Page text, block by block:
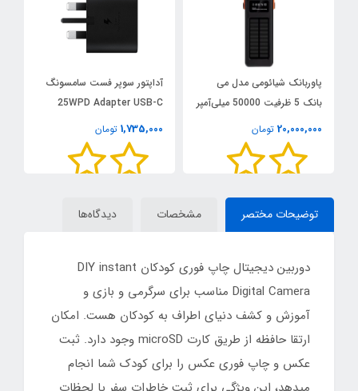
پاوربانک شیائومی مدل می
بانک 5 ظرفیت 50000 میلی‌آمپر
20,000,000 تومان
آداپتور سوپر فست سامسونگ
25WPD Adapter USB-C
1,735,000 تومان
توضیحات مختصر مشخصات دیدگاه‌ها
دوربین دیجیتال چاپ فوری کودکان DIY instant
Digital Camera مناسب برای سرگرمی و بازی و
آموزش و کشف دنیای اطراف به کودکان هست. امکان
ارتقا حافظه از طریق کارت microSD وجود دارد. ثبت
عکس و چاپ فوری عکس را برای کودک شما انجام